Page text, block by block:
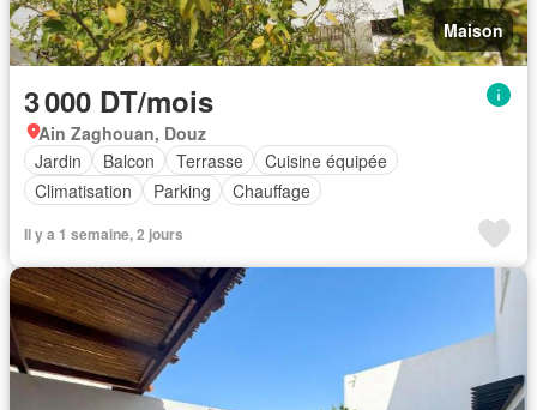
Maison
3 000 DT/mois
Ain Zaghouan, Douz
Jardin
Balcon Terrasse
Cuisine équipée
Climatisation
Parking Chauffage
Il y a 1 semaine, 2 jours